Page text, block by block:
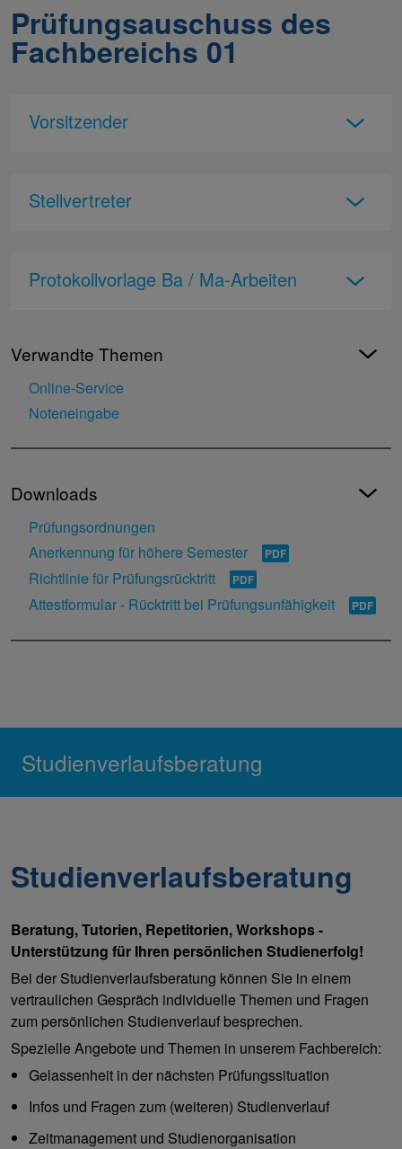
Prüfungsauschuss des
Fachbereichs 01
Vorsitzender
Stellvertreter
Protokollvorlage Ba / Ma-Arbeiten
Verwandte Themen
Online-Service
Noteneingabe
Downloads
Prüfungsordnungen
Anerkennung für höhere Semester
Richtlinie für Prüfungsrücktritt
Attestformular - Rücktritt bei Prüfungsunfähigkeit
Studienverlaufsberatung
Studienverlaufsberatung
Beratung, Tutorien, Repetitorien, Workshops -
Unterstützung für Ihren persönlichen Studienerfolg!
Bei der Studienverlaufsberatung können Sie in einem
vertraulichen Gespräch individuelle Themen und Fragen
zum persönlichen Studienverlauf besprechen.
Spezielle Angebote und Themen in unserem Fachbereich:
Gelassenheit in der nächsten Prüfungssituation
Infos und Fragen zum (weiteren) Studienverlauf
Zeitmanagement und Studienorganisation